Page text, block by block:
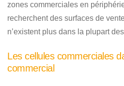
zones commerciales en
recherchent des surfaces de
n’existent plus dans la plupart
Les cellules commerciales
commercial